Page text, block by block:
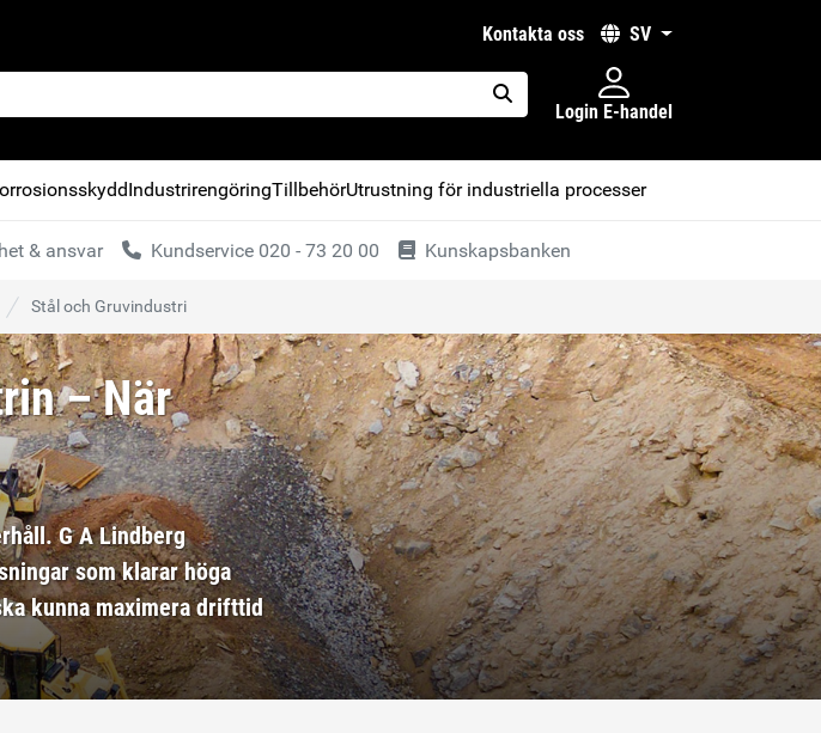
kontakta oss SV
placeholder.search
Login E-handel
IndustrirengöringTillbehörUtrustning för industriella processer
& ansvar Kundservice 020 - 73 20 00 Kunskapsbanken
Stål och Gruvindustri
– När
G A Lindberg
som klarar höga
kunna maximera drifttid